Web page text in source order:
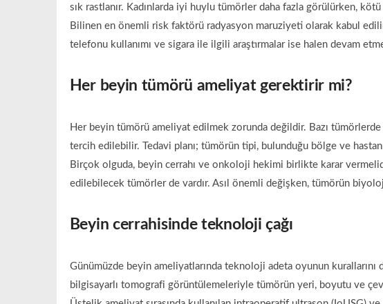
sık rastlanır. Kadınlarda iyi huylu tümörler daha fazla görülürken,
Bilinen en önemli risk faktörü radyasyon maruziyeti olarak kabul
telefonu kullanımı ve sigara ile ilgili araştırmalar ise halen devam
Her beyin tümörü ameliyat gerektirir mi?
Her beyin tümörü ameliyat edilmek zorunda değildir. Bazı
tercih edilebilir. Tedavi planı; tümörün tipi, bulunduğu bölge ve
Birçok olguda, beyin cerrahı ve onkoloji hekimi birlikte karar
edilebilecek tümörler de vardır. Asıl önemli değişken, tümörün
Beyin cerrahisinde teknoloji çağı
Günümüzde beyin ameliyatlarında teknoloji adeta oyunun
bilgisayarlı tomografi görüntülemeleriyle tümörün yeri, boyutu ve